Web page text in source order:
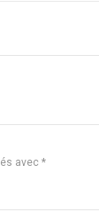
avec *